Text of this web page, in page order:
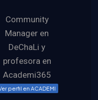
Community
Manager en
DeChaLi y
profesora en
Academi365
perfil en ACADEMI